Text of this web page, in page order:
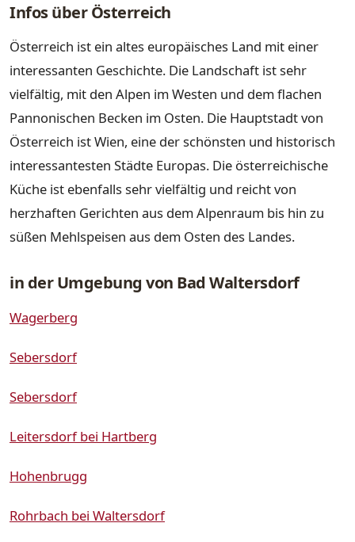
Infos über Österreich
Österreich ist ein altes europäisches Land mit einer
interessanten Geschichte. Die Landschaft ist sehr
vielfältig, mit den Alpen im Westen und dem flachen
Pannonischen Becken im Osten. Die Hauptstadt von
Österreich ist Wien, eine der schönsten und historisch
interessantesten Städte Europas. Die österreichische
Küche ist ebenfalls sehr vielfältig und reicht von
herzhaften Gerichten aus dem Alpenraum bis hin zu
süßen Mehlspeisen aus dem Osten des Landes.
in der Umgebung von Bad Waltersdorf
Wagerberg
Sebersdorf
Sebersdorf
Leitersdorf bei Hartberg
Hohenbrugg
Rohrbach bei Waltersdorf